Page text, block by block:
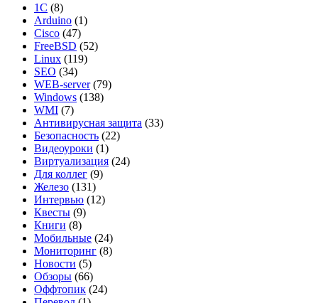
1С (8)
Arduino (1)
Cisco (47)
FreeBSD (52)
Linux (119)
SEO (34)
WEB-server(79)
Windows (138)
WMI (7)
Антивирусная защита (33)
Безопасность (22)
Видеоуроки (1)
Виртуализация (24)
Для коллег (9)
Железо (131)
Интервью (12)
Квесты (9)
Книги (8)
Мобильные (24)
Мониторинг (8)
Новости (5)
Обзоры (66)
Оффтопик (24)